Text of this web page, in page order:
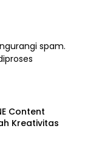
spam.
Content
Kreativitas